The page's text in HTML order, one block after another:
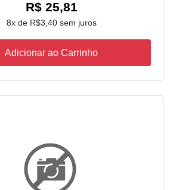
R$ 25,81
8x de R$3,40 sem juros
Adicionar ao Carrinho